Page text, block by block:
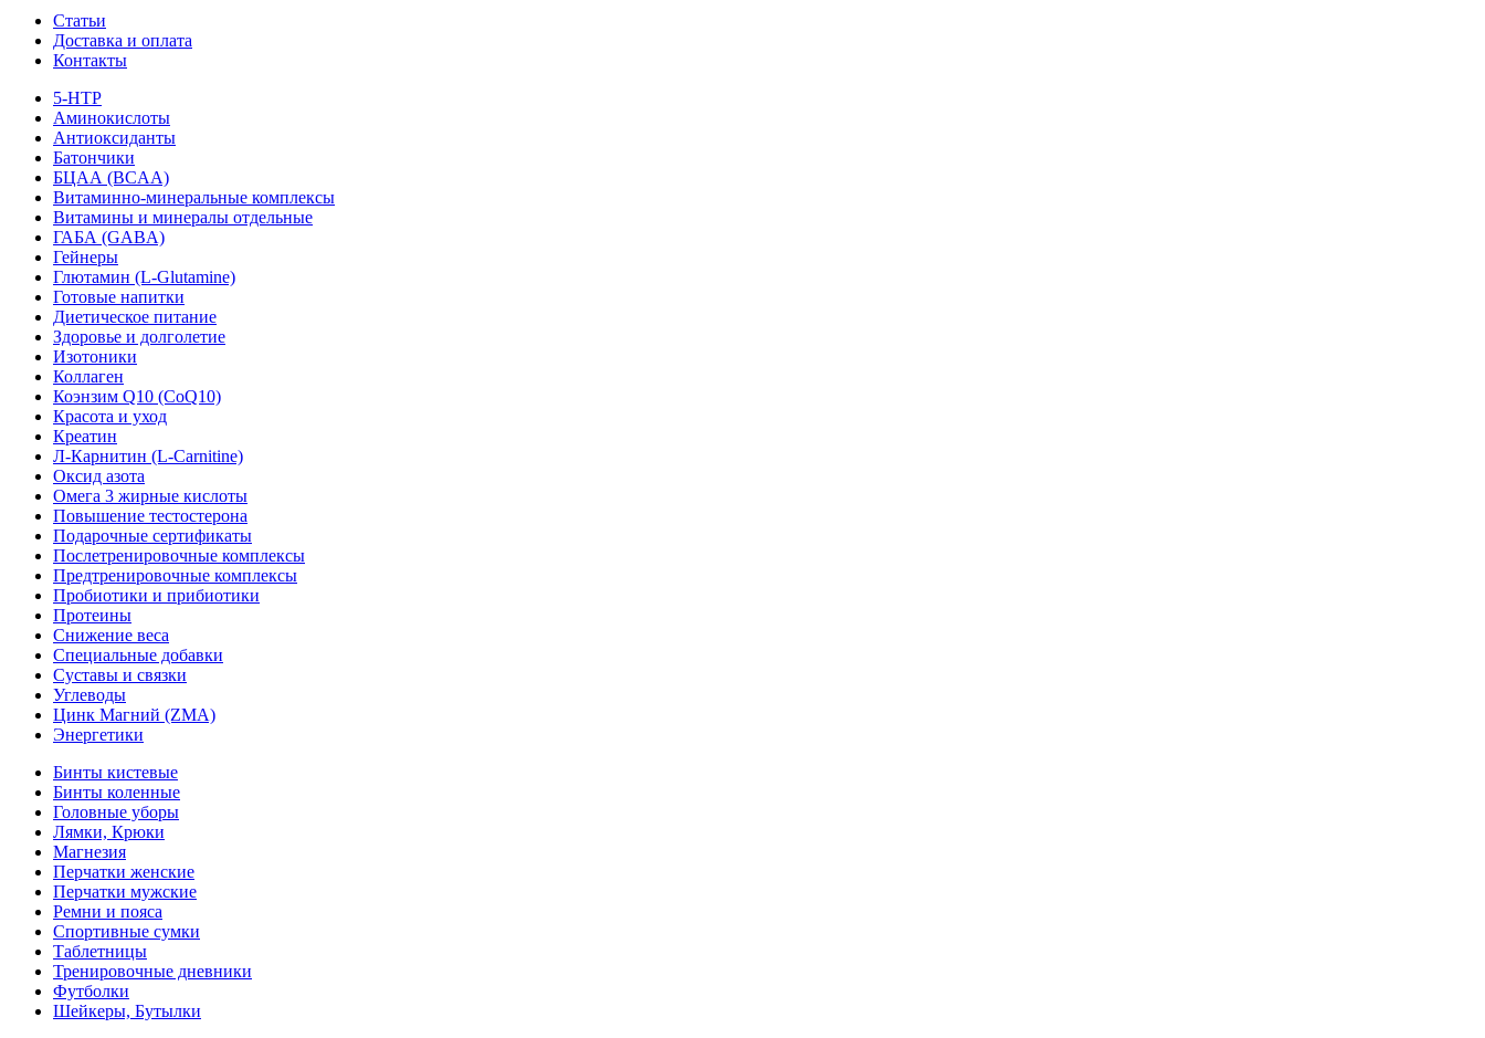
Статьи
Доставка и оплата
Контакты
5-HTP
Аминокислоты
Антиоксиданты
Батончики
БЦАА (BCAA)
Витаминно-минеральные комплексы
Витамины и минералы отдельные
ГАБА (GABA)
Гейнеры
Глютамин (L-Glutamine)
Готовые напитки
Диетическое питание
Здоровье и долголетие
Изотоники
Коллаген
Коэнзим Q10 (CoQ10)
Красота и уход
Креатин
Л-Карнитин (L-Сarnitine)
Оксид азота
Омега 3 жирные кислоты
Повышение тестостерона
Подарочные сертификаты
Послетренировочные комплексы
Предтренировочные комплексы
Пробиотики и прибиотики
Протеины
Снижение веса
Специальные добавки
Суставы и связки
Углеводы
Цинк Магний (ZMA)
Энергетики
Бинты кистевые
Бинты коленные
Головные уборы
Лямки, Крюки
Магнезия
Перчатки женские
Перчатки мужские
Ремни и пояса
Спортивные сумки
Таблетницы
Тренировочные дневники
Футболки
Шейкеры, Бутылки